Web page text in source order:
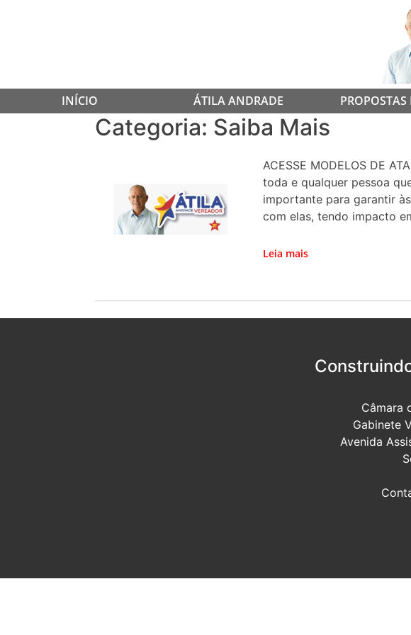
INÍCIO ÁTILA ANDRADE PROPOSTAS
Categoria: Saiba Mais
ACESSE MODELOS DE
toda e qualquer pessoa
importante para garantir
com elas, tendo impacto
Leia mais
Câmara
Gabinete
Avenida